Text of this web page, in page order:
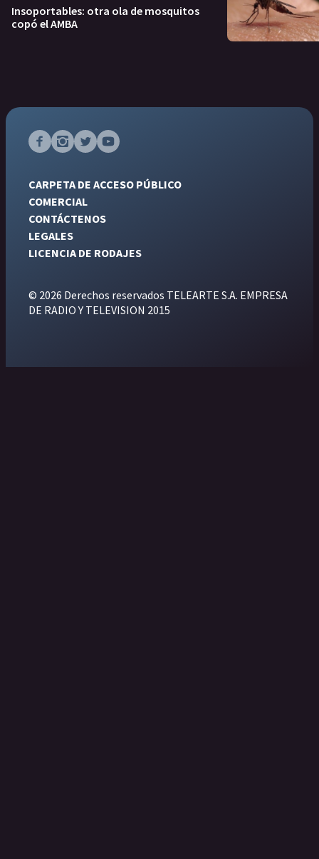
Insoportables: otra ola de mosquitos
copó el AMBA
CARPETA DE ACCESO PÚBLICO
COMERCIAL
CONTÁCTENOS
LEGALES
LICENCIA DE RODAJES
© 2026 Derechos reservados TELEARTE S.A. EMPRESA
DE RADIO Y TELEVISION 2015